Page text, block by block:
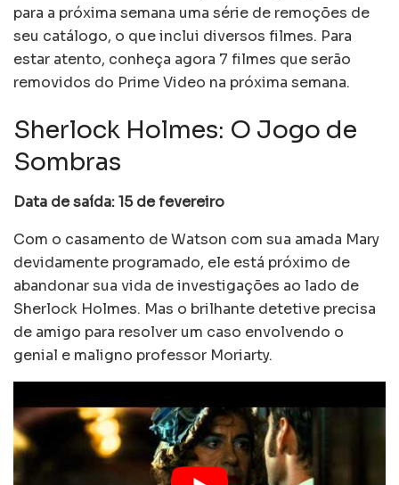
para a próxima semana uma série de remoções de
seu catálogo, o que inclui diversos filmes. Para
estar atento, conheça agora 7 filmes que serão
removidos do Prime Video na próxima semana.
Sherlock Holmes: O Jogo de
Sombras
Data de saída: 15 de fevereiro
Com o casamento de Watson com sua amada Mary
devidamente programado, ele está próximo de
abandonar sua vida de investigações ao lado de
Sherlock Holmes. Mas o brilhante detetive precisa
de amigo para resolver um caso envolvendo o
genial e maligno professor Moriarty.